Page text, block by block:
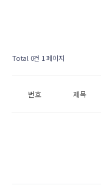
Total 0건 1 페이지
번호 제목